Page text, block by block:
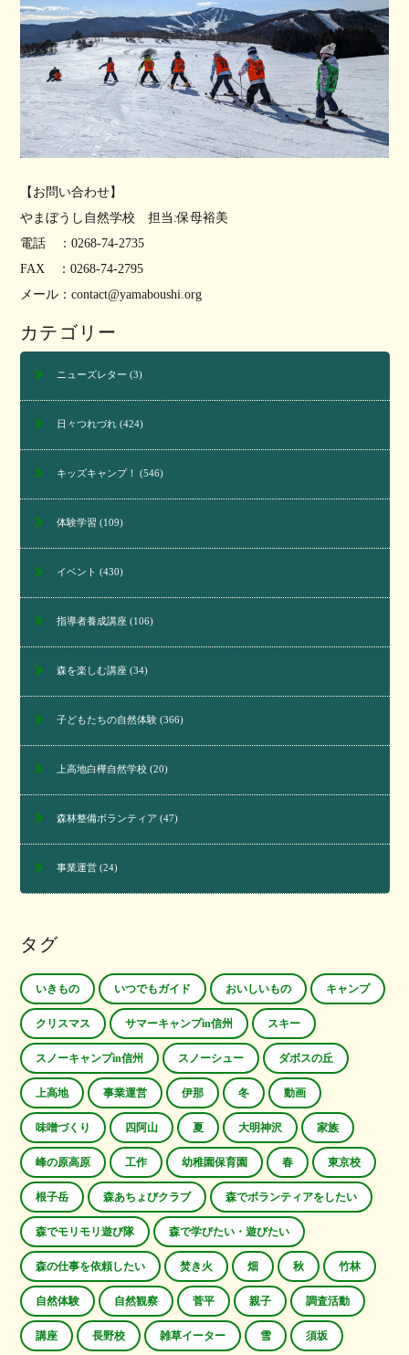
【お問い合わせ】
やまぼうし自然学校 担当:保母裕美
電話 ：0268-74-2735
FAX ：0268-74-2795
メール：contact@yamaboushi.org
カテゴリー
ニューズレター (3)
日々つれづれ(424)
キッズキャンプ！ (546)
体験学習 (109)
イベント (430)
指導者養成講座(106)
森を楽しむ講座(34)
子どもたちの自然体験(366)
上高地白樺自然学校(20)
森林整備ボランティア (47)
事業運営(24)
タグ
いきもの いつでもガイド おいしいもの キャンプ
クリスマス サマーキャンプin信州 スキー
スノーキャンプin信州 スノーシュー ダボスの丘
上高地 事業運営 伊那 冬 動画
味噌づくり 四阿山 夏 大明神沢 家族
峰の原高原 工作 幼稚園保育園 春 東京校
根子岳 森あちょびクラブ 森でボランティアをしたい
森でモリモリ遊び隊 森で学びたい・遊びたい
森の仕事を依頼したい 焚き火 畑 秋 竹林
自然体験 自然観察 菅平 親子 調査活動
講座 長野校 雑草イーター 雪 須坂